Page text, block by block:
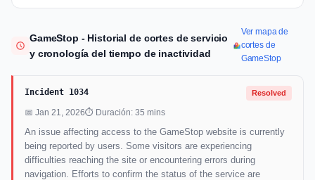
GameStop - Historial de cortes de servicio
y cronología del tiempo de inactividad
Ver mapa de
cortes de
GameStop
Incident 1034 Resolved
📅 Jan 21, 2026⏱ Duración: 35 mins
An issue affecting access to the GameStop website is currently
being reported by users. Some visitors are experiencing
difficulties reaching the site or encountering errors during
navigation. Efforts to confirm the status of the service are